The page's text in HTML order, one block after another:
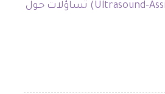
(Ultrasound-Assisted Liposuction) تساؤلات حول